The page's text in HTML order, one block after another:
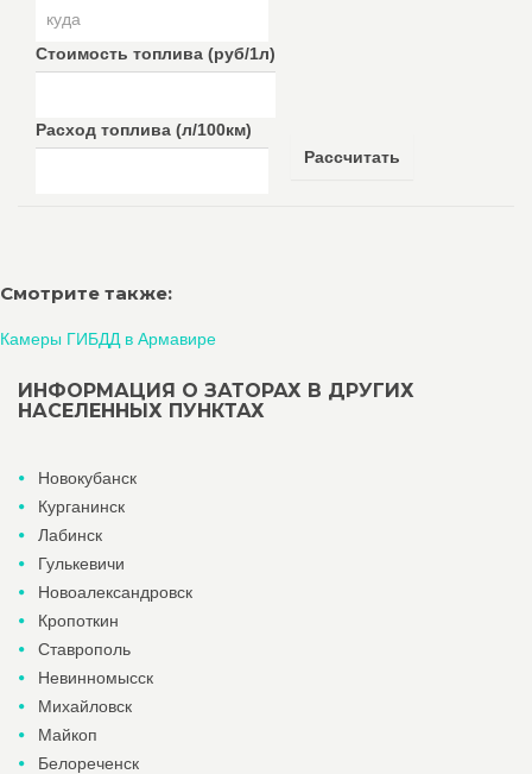
Стоимость топлива (руб/1л)
Расход топлива (л/100км)
Рассчитать
Смотрите также:
Камеры ГИБДД в Армавире
ИНФОРМАЦИЯ О ЗАТОРАХ В ДРУГИХ
НАСЕЛЕННЫХ ПУНКТАХ
Новокубанск
Курганинск
Лабинск
Гулькевичи
Новоалександровск
Кропоткин
Ставрополь
Невинномысск
Михайловск
Майкоп
Белореченск